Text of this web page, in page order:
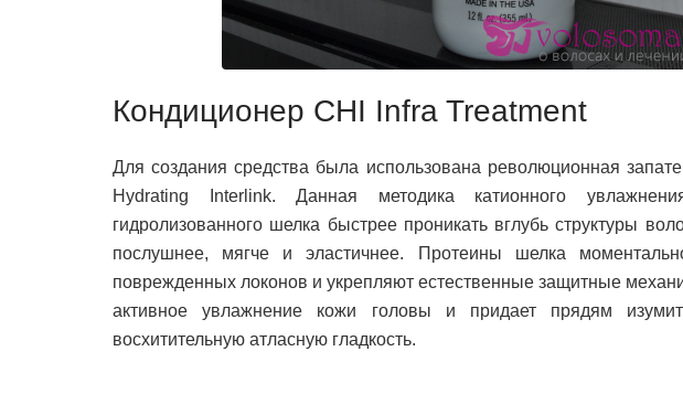
Кондиционер CHI Infra Treatment
Для создания средства была использована революционная
Hydrating Interlink. Данная методика катионного
гидролизованного шелка быстрее проникать вглубь структуры
послушнее, мягче и эластичнее. Протеины шелка
поврежденных локонов и укрепляют естественные защитные
активное увлажнение кожи головы и придает прядям
восхитительную атласную гладкость.